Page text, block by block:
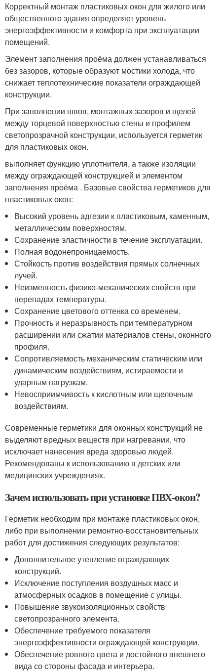
Корректный монтаж пластиковых окон для жилого или
общественного здания определяет уровень
энергоэффективности и комфорта при эксплуатации
помещений.
Элемент заполнения проёма должен устанавливаться
без зазоров, которые образуют мостики холода, что
снижает теплотехнические показатели ограждающей
конструкции.
При заполнении швов, монтажных зазоров и щелей
между торцевой поверхностью стены и профилем
светопрозрачной конструкции, используется герметик
для пластиковых окон.
выполняет функцию уплотнителя, а также изоляции
между ограждающей конструкцией и элементом
заполнения проёма . Базовые свойства герметиков для
пластиковых окон:
Высокий уровень адгезии к пластиковым, каменным,
металлическим поверхностям.
Сохранение эластичности в течение эксплуатации.
Полная водонепроницаемость.
Стойкость против воздействия прямых солнечных
лучей.
Неизменность физико-механических свойств при
перепадах температуры.
Сохранение цветового оттенка со временем.
Прочность и неразрывность при температурном
расширении или сжатии материалов стены, оконного
профиля.
Сопротивляемость механическим статическим или
динамическим воздействиям, истираемости и
ударным нагрузкам.
Невосприимчивость к кислотным или щелочным
воздействиям.
Современные герметики для оконных конструкций не
выделяют вредных веществ при нагревании, что
исключает нанесения вреда здоровью людей.
Рекомендованы к использованию в детских или
медицинских учреждениях.
Зачем использовать при установке ПВХ-окон?
Герметик необходим при монтаже пластиковых окон,
либо при выполнении ремонтно-восстановительных
работ для достижения следующих результатов:
Дополнительное утепление ограждающих
конструкций.
Исключение поступления воздушных масс и
атмосферных осадков в помещение с улицы.
Повышение звукоизоляционных свойств
светопрозрачного элемента.
Обеспечение требуемого показателя
энергоэффективности ограждающей конструкции.
Обеспечение ровного цвета и достойного внешнего
вида со стороны фасада и интерьера.